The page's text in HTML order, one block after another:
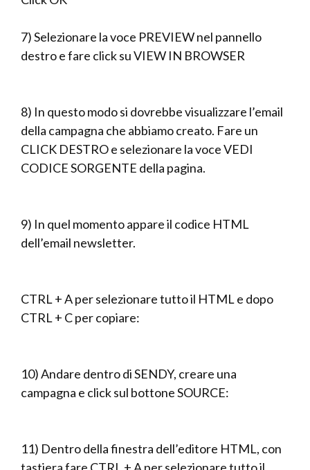
7) Selezionare la voce PREVIEW nel pannello
destro e fare click su VIEW IN BROWSER
8) In questo modo si dovrebbe visualizzare l’email
della campagna che abbiamo creato. Fare un
CLICK DESTRO e selezionare la voce VEDI
CODICE SORGENTE della pagina.
9) In quel momento appare il codice HTML
dell’email newsletter.
CTRL + A per selezionare tutto il HTML e dopo
CTRL + C per copiare:
10) Andare dentro di SENDY, creare una
campagna e click sul bottone SOURCE:
11) Dentro della finestra dell’editore HTML, con